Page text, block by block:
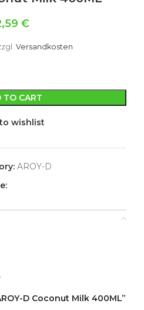
€
Versandkosten
TO CART
wishlist
AROY-D
D Coconut Milk 400ML”